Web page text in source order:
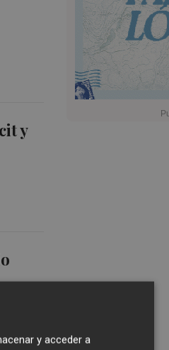
y
y acceder a